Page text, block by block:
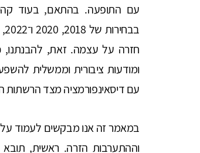
עם התופעה. בהתאם, בעוד
חזרה על עצמה. זאת, להבנתנו,
ומודעות ציבורית וממשלית
עם דיסאינפורמציה מצד הרשתות
במאמר זה אנו מבקשים לעמוד
וההתערבות הזרה. ראשית,